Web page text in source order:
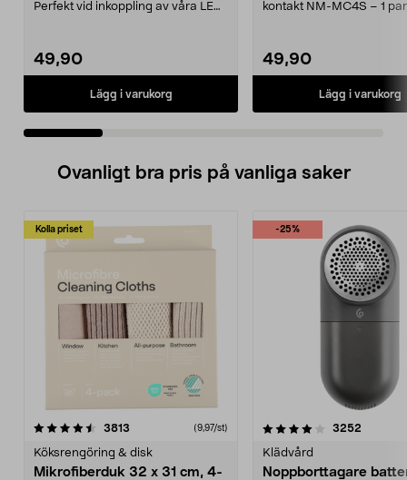
Perfekt vid inkoppling av våra LED-
49,90
Lägg i varukorg
kontakt NM-MC4S – 1
49,90
Lägg i varukorg
Ovanligt bra pris på vanliga saker
Kolla priset
3813 (9,97/st)
Köksrengöring & disk
Mikrofiberduk 32 x 31 cm, 4-
-25%
4.0av 5 stjärnor 3252
Klädvård
Noppborttagare
4.5av 5 stjärnor